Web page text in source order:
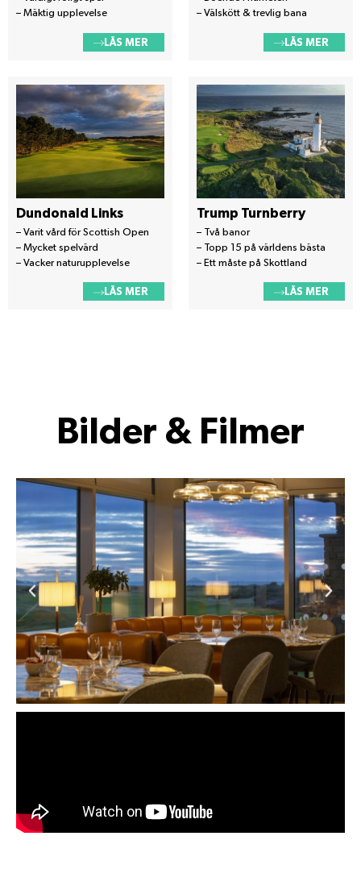
– Mäktig upplevelse
LÄS MER
– Välskött & trevlig bana
LÄS MER
Dundonald Links
– Varit vård för Scottish Open
– Mycket spelvärd
– Vacker naturupplevelse
LÄS MER
Trump Turnberry
– Två banor
– Topp 15 på världens bästa
– Ett måste på Skottland
LÄS MER
Bilder & Filmer